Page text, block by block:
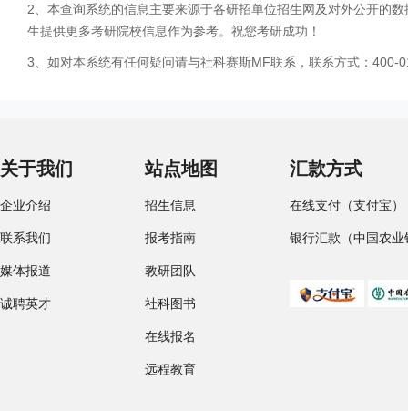
2、本查询系统的信息主要来源于各研招单位招生网及对外公开的
生提供更多考研院校信息作为参考。祝您考研成功！
3、如对本系统有任何疑问请与社科赛斯MF联系，联系方式：400-
关于我们
企业介绍
联系我们
媒体报道
诚聘英才
站点地图
招生信息
报考指南
教研团队
社科图书
在线报名
远程教育
汇款方式
在线支付（支付宝）
银行汇款（中国农业